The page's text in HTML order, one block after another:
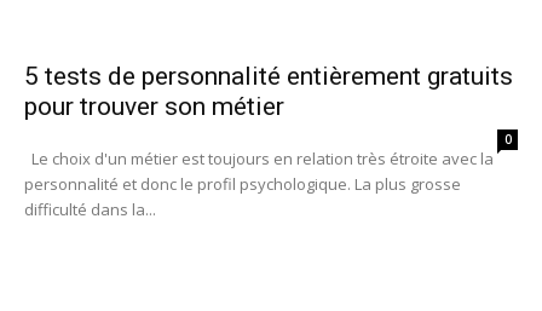
5 tests de personnalité entièrement gratuits
pour trouver son métier
0
Le choix d'un métier est toujours en relation très étroite avec la
personnalité et donc le profil psychologique. La plus grosse
difficulté dans la...